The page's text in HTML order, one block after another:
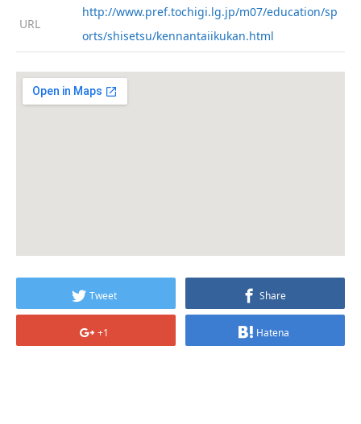
URL
http://www.pref.tochigi.lg.jp/m07/education/sp
orts/shisetsu/kennantaiikukan.html
Tweet Share
+1 Hatena